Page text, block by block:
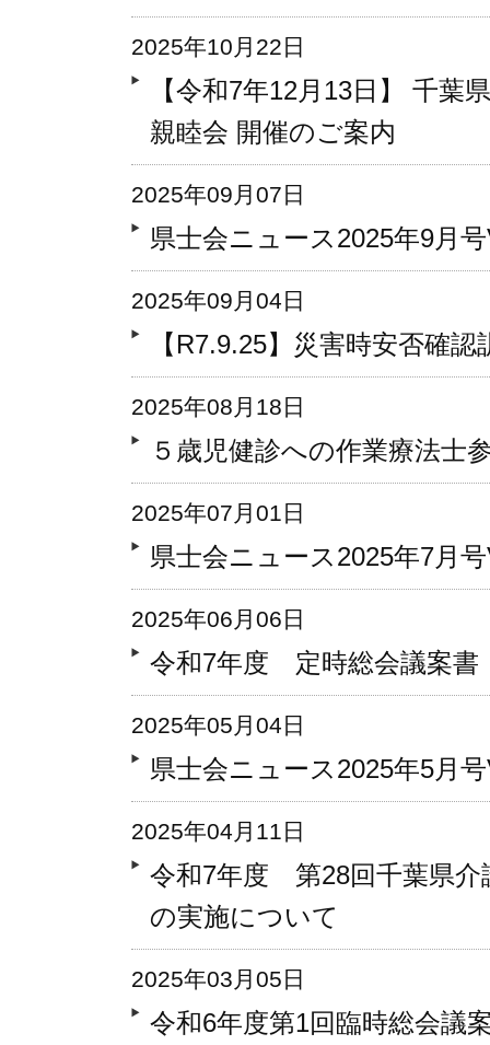
2025年10月22日
【令和7年12月13日】 千
親睦会 開催のご案内
2025年09月07日
県士会ニュース2025年9月
2025年09月04日
【R7.9.25】災害時安否確
2025年08月18日
５歳児健診への作業療法士
2025年07月01日
県士会ニュース2025年7月
2025年06月06日
令和7年度 定時総会議案書
2025年05月04日
県士会ニュース2025年5月
2025年04月11日
令和7年度 第28回千葉県介
の実施について
2025年03月05日
令和6年度第1回臨時総会議